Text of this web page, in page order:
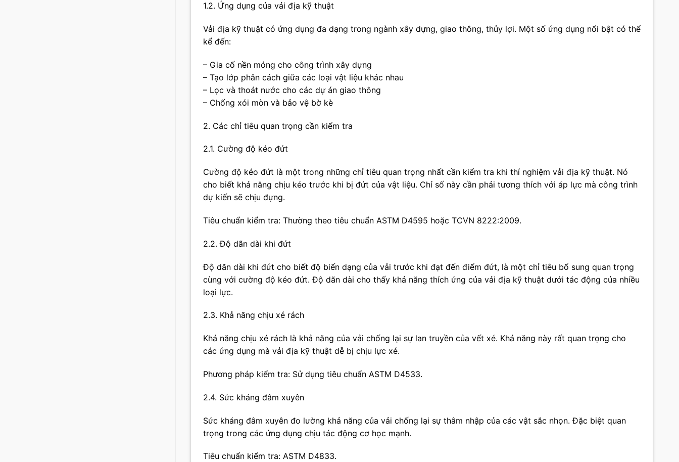
1.2. Ứng dụng của vải địa kỹ thuật
Vải địa kỹ thuật có ứng dụng đa dạng trong ngành xây dựng, giao thông, thủy lợi. Một số ứng dụng nổi bật có thể
kể đến:
– Gia cố nền móng cho công trình xây dựng
– Tạo lớp phân cách giữa các loại vật liệu khác nhau
– Lọc và thoát nước cho các dự án giao thông
– Chống xói mòn và bảo vệ bờ kè
2. Các chỉ tiêu quan trọng cần kiểm tra
2.1. Cường độ kéo đứt
Cường độ kéo đứt là một trong những chỉ tiêu quan trọng nhất cần kiểm tra khi thí nghiệm vải địa kỹ thuật. Nó
cho biết khả năng chịu kéo trước khi bị đứt của vật liệu. Chỉ số này cần phải tương thích với áp lực mà công trình
dự kiến sẽ chịu đựng.
Tiêu chuẩn kiểm tra: Thường theo tiêu chuẩn ASTM D4595 hoặc TCVN 8222:2009.
2.2. Độ dãn dài khi đứt
Độ dãn dài khi đứt cho biết độ biến dạng của vải trước khi đạt đến điểm đứt, là một chỉ tiêu bổ sung quan trọng
cùng với cường độ kéo đứt. Độ dãn dài cho thấy khả năng thích ứng của vải địa kỹ thuật dưới tác động của nhiều
loại lực.
2.3. Khả năng chịu xé rách
Khả năng chịu xé rách là khả năng của vải chống lại sự lan truyền của vết xé. Khả năng này rất quan trọng cho
các ứng dụng mà vải địa kỹ thuật dễ bị chịu lực xé.
Phương pháp kiểm tra: Sử dụng tiêu chuẩn ASTM D4533.
2.4. Sức kháng đâm xuyên
Sức kháng đâm xuyên đo lường khả năng của vải chống lại sự thâm nhập của các vật sắc nhọn. Đặc biệt quan
trọng trong các ứng dụng chịu tác động cơ học mạnh.
Tiêu chuẩn kiểm tra: ASTM D4833.